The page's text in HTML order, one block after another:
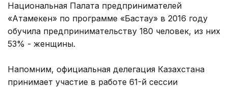
Национальная Палата предпринимателей
«Атамекен» по программе «Бастау» в 2016 году
обучила предпринимательству 180 человек, из них
53% - женщины.
Напомним, официальная делегация Казахстана
принимает участие в работе 61-й сессии